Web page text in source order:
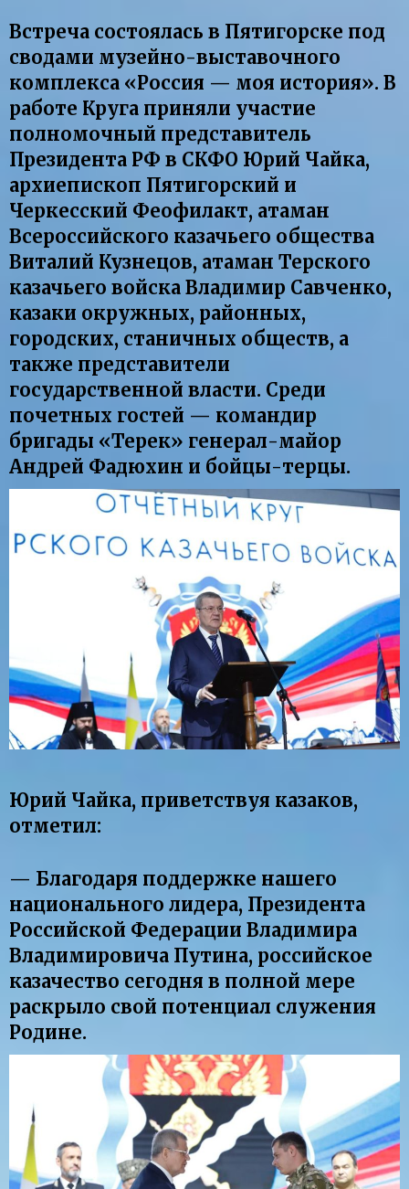
Встреча состоялась в Пятигорске под
сводами музейно-выставочного
комплекса «Россия — моя история». В
работе Круга приняли участие
полномочный представитель
Президента РФ в СКФО Юрий Чайка,
архиепископ Пятигорский и
Черкесский Феофилакт, атаман
Всероссийского казачьего общества
Виталий Кузнецов, атаман Терского
казачьего войска Владимир Савченко,
казаки окружных, районных,
городских, станичных обществ, а
также представители
государственной власти. Среди
почетных гостей — командир
бригады «Терек» генерал-майор
Андрей Фадюхин и бойцы-терцы.
Юрий Чайка, приветствуя казаков,
отметил:
— Благодаря поддержке нашего
национального лидера, Президента
Российской Федерации Владимира
Владимировича Путина, российское
казачество сегодня в полной мере
раскрыло свой потенциал служения
Родине.